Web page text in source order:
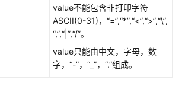
value不能包含非打印字符
ASCII(0-31)，“=”,“*”,“<”,“>”,“\”,
“,”,“|”,“/”。
value只能由中文，字母，数
字，“-”，“_”，“.”组成。